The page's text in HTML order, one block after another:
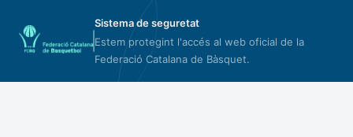
Sistema de seguretat
Estem protegint l'accés al web oficial de la
Federació Catalana de Bàsquet.